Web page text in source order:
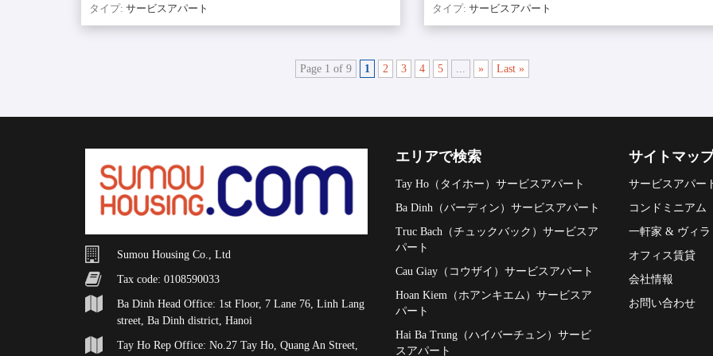
タイプ: サービスアパート タイプ:サービスアパート
Page 1 of 9 1 2 3 4 5 ... » Last »
Sumou Housing Co., Ltd
Tax code: 0108590033
Ba Dinh Head Office: 1st Floor, 7 Lane 76, Linh Lang
street, Ba Dinh district, Hanoi
Tay Ho Rep Office: No.27 Tay Ho, Quang An Street,
エリアで検索
Tay Ho（タイホー）サービスアパート
Ba Dinh（バーディン）サービスアパート
Truc Bach（チュックバック）サービスア
パート
Cau Giay（コウザイ）サービスアパート
Hoan Kiem（ホアンキエム）サービスア
パート
Hai Ba Trung（ハイバーチュン）サービ
スアパート
サイトマッ
サービスアパー
コンドミニアム
一軒家 & ヴィラ
オフィス賃貸
会社情報
お問い合わせ